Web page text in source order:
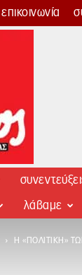
επικοινωνία
λάβαμε
Η «ΠΟΛΙΤΙΚΉ»